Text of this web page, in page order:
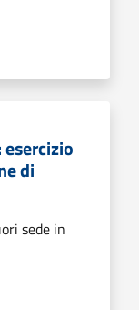
di
sede in